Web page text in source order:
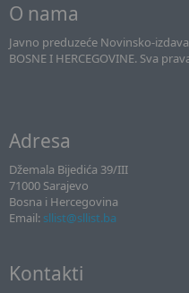
O nama
Javno preduzeće Novinsko-
BOSNE I HERCEGOVINE. Sva
Adresa
Džemala Bijedića 39/III
71000 Sarajevo
Bosna i Hercegovina
Email: sllist@sllist.ba
Kontakti